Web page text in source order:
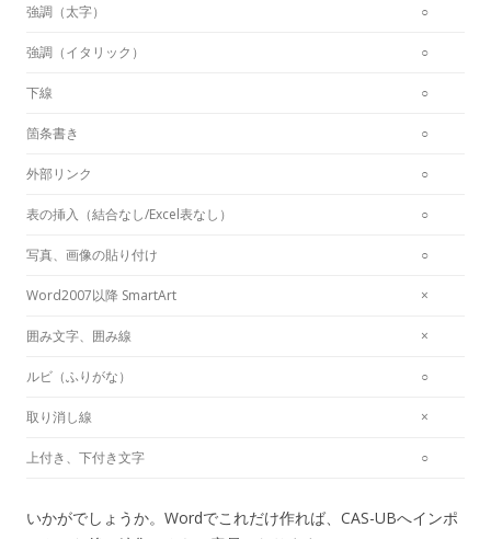
強調（太字） ○
強調（イタリック） ○
下線 ○
箇条書き ○
外部リンク ○
表の挿入（結合なし/Excel表なし） ○
写真、画像の貼り付け ○
Word2007以降 SmartArt ×
囲み文字、囲み線 ×
ルビ（ふりがな） ○
取り消し線 ×
上付き、下付き文字 ○
いかがでしょうか。Wordでこれだけ作れば、CAS-UBへインポ